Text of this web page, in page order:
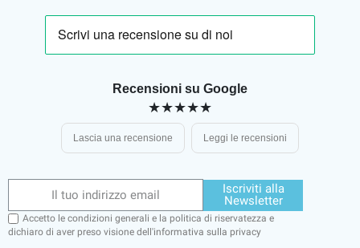
Recensioni su Google
★★★★★
Lascia una recensione Leggi le recensioni
Iscriviti alla
Newsletter
Accetto le condizioni generali e la politica di riservatezza e
dichiaro di aver preso visione dell'informativa sulla privacy